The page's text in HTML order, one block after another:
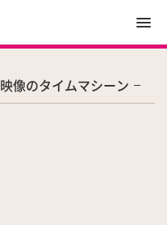
映像のタイムマシーン